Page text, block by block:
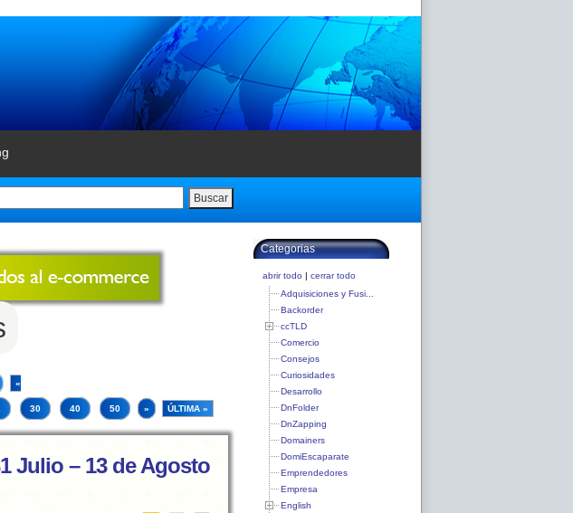
Buscar
«
30 40 50 » ÚLTIMA »
Julio – 13 de Agosto
Categorias
abrir todo | cerrar todo
Adquisiciones y Fusi...
Backorder
ccTLD
Comercio
Consejos
Curiosidades
Desarrollo
DnFolder
DnZapping
Domainers
DomiEscaparate
Emprendedores
Empresa
English